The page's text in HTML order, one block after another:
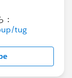
tug